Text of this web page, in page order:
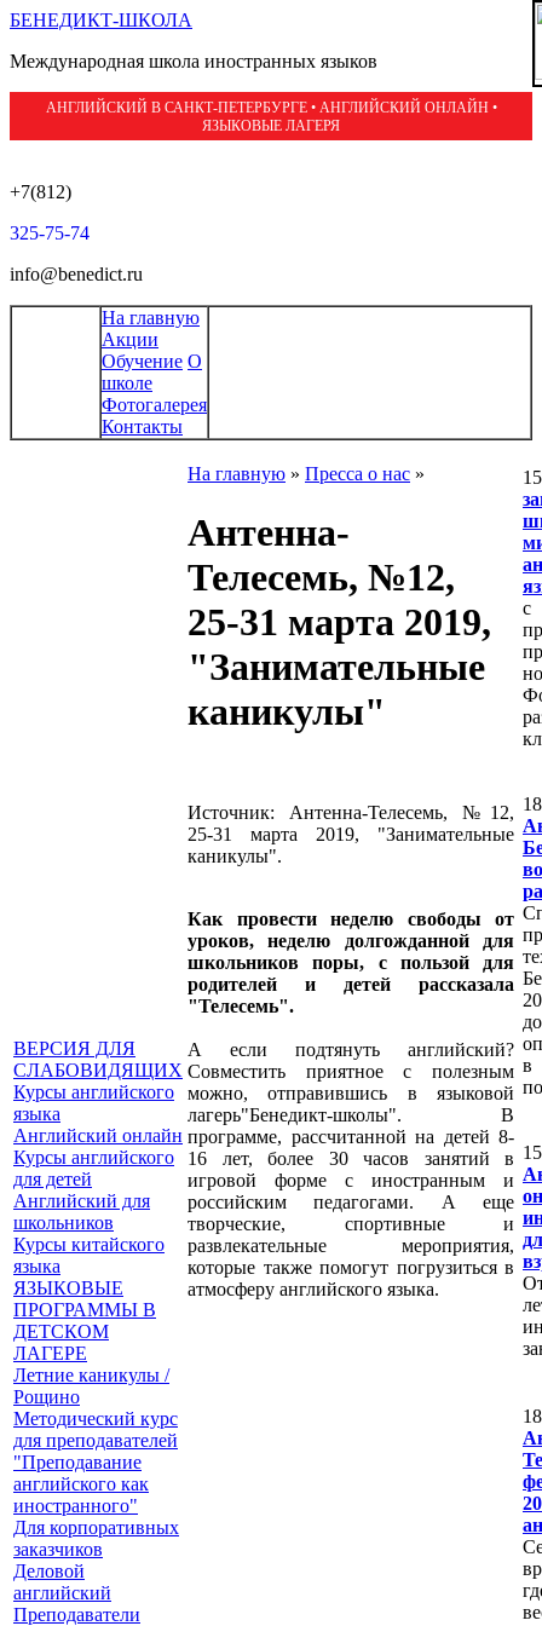
БЕНЕДИКТ-ШКОЛА
Международная школа иностранных языков
АНГЛИЙСКИЙ В САНКТ-ПЕТЕРБУРГЕ • АНГЛИЙСКИЙ ОНЛАЙН •
ЯЗЫКОВЫЕ ЛАГЕРЯ
+7(812)
325-75-74
info@benedict.ru
На главную
Акции
Обучение О
школе
Фотогалерея
Контакты
ВЕРСИЯ ДЛЯ
СЛАБОВИДЯЩИХ
Курсы английского
языка
Английский онлайн
Курсы английского
для детей
Английский для
школьников
Курсы китайского
языка
ЯЗЫКОВЫЕ
ПРОГРАММЫ В
ДЕТСКОМ
ЛАГЕРЕ
Летние каникулы /
Рощино
Методический курс
для преподавателей
"Преподавание
английского как
иностранного"
Для корпоративных
заказчиков
Деловой
английский
Преподаватели
На главную » Пресса о нас »
Антенна-
Телесемь, №12,
25-31 марта 2019,
"Занимательные
каникулы"
Источник: Антенна-Телесемь, №12,
25-31 марта 2019, "Занимательные
каникулы".
Как провести неделю свободы от
уроков, неделю долгожданной для
школьников поры, с пользой для
родителей и детей рассказала
"Телесемь".
А если подтянуть английский?
Совместить приятное с полезным
можно, отправившись в языковой
лагерь"Бенедикт-школы". В
программе, рассчитанной на детей 8-
16 лет, более 30 часов занятий в
игровой форме с иностранным и
российским педагогами. А еще
творческие, спортивные и
развлекательные мероприятия,
которые также помогут погрузиться в
атмосферу английского языка.
с
в